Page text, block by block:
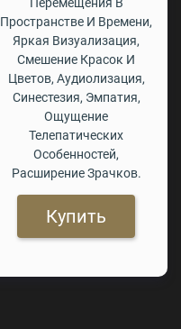
Пространстве И Времени,
Яркая Визуализация,
Смешение Красок И
Цветов, Аудиолизация,
Синестезия, Эмпатия,
Ощущение
Телепатических
Особенностей,
Расширение Зрачков.
Купить